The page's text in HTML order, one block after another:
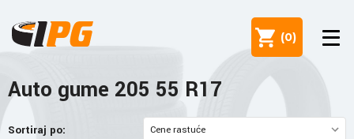
(0)
Auto gume 205 55 R17
Sortiraj po: